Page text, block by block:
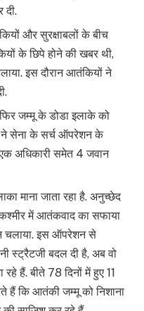
दी.
और सुरक्षाबलों के बीच
के छिपे होने की खबर थी,
इस दौरान आतंकियों ने
जम्मू के डोडा इलाके को
ने सेना के सर्च ऑपरेशन के
अधिकारी समेत 4 जवान
माना जाता रहा है. अनुच्छेद
में आतंकवाद का सफाया
चलाया. इस ऑपरेशन से
स्ट्रैटजी बदल दी है, अब वो
रहे हैं. बीते 78 दिनों में हुए 11
हैं कि आतंकी जम्मू को निशाना